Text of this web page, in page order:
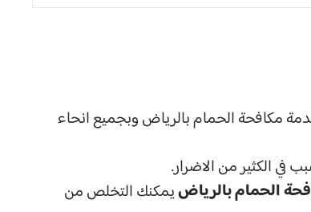
مكافحة الحمام بالرياض وبجميع انحاء
في الكثير من الاضرار.
الحمام بالرياضيمكنك التخلص من